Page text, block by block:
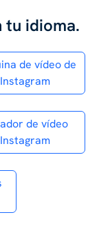
tu idioma.
de vídeo de
Instagram
de vídeo
Instagram